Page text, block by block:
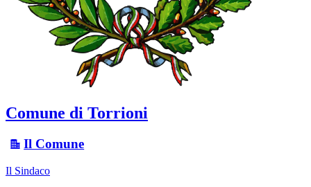
Comune di Torrioni
Il Comune
Il Sindaco